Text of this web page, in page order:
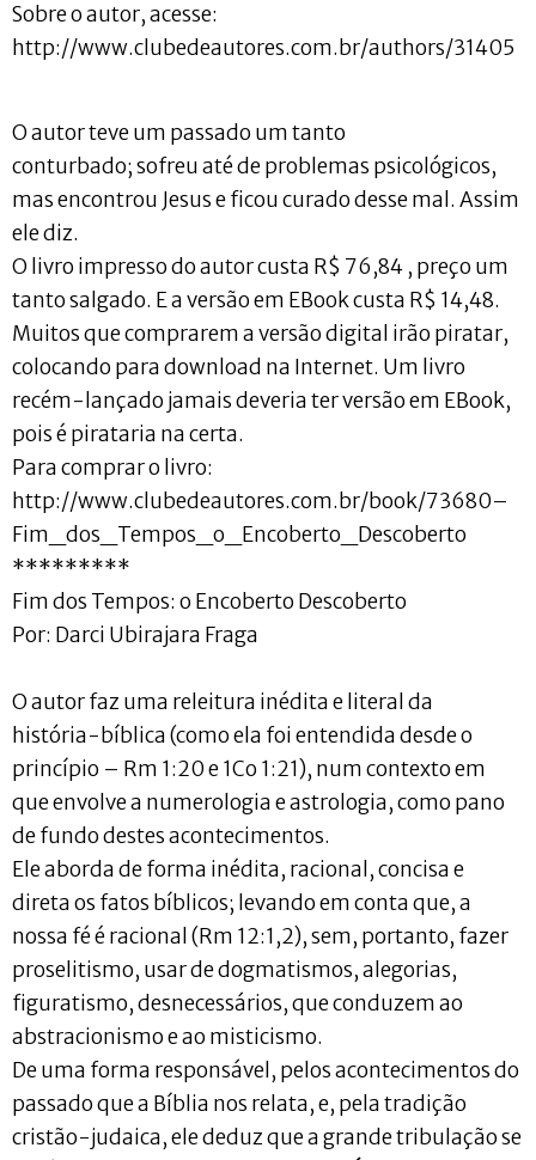
Sobre o autor, acesse:
http://www.clubedeautores.com.br/authors/31405
O autor teve um passado um tanto
conturbado; sofreu até de problemas psicológicos,
mas encontrou Jesus e ficou curado desse mal. Assim
ele diz.
O livro impresso do autor custa R$ 76,84 , preço um
tanto salgado. E a versão em EBook custa R$ 14,48.
Muitos que comprarem a versão digital irão piratar,
colocando para download na Internet. Um livro
recém-lançado jamais deveria ter versão em EBook,
pois é pirataria na certa.
Para comprar o livro:
http://www.clubedeautores.com.br/book/73680–
Fim_dos_Tempos_o_Encoberto_Descoberto
*********
Fim dos Tempos: o Encoberto Descoberto
Por: Darci Ubirajara Fraga
O autor faz uma releitura inédita e literal da
história-bíblica (como ela foi entendida desde o
princípio – Rm 1:20 e 1Co 1:21), num contexto em
que envolve a numerologia e astrologia, como pano
de fundo destes acontecimentos.
Ele aborda de forma inédita, racional, concisa e
direta os fatos bíblicos; levando em conta que, a
nossa fé é racional (Rm 12:1,2), sem, portanto, fazer
proselitismo, usar de dogmatismos, alegorias,
figuratismo, desnecessários, que conduzem ao
abstracionismo e ao misticismo.
De uma forma responsável, pelos acontecimentos do
passado que a Bíblia nos relata, e, pela tradição
cristão-judaica, ele deduz que a grande tribulação se